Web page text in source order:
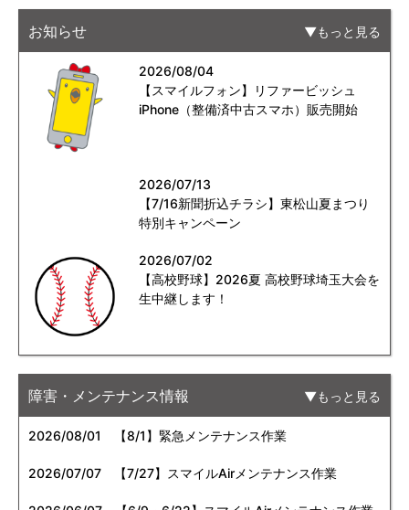
お知らせ もっと見る
2026/08/04
【スマイルフォン】リファービッシュ
iPhone（整備済中古スマホ）販売開始
2026/07/13
【7/16新聞折込チラシ】東松山夏まつり
特別キャンペーン
2026/07/02
【高校野球】2026夏 高校野球埼玉大会を
生中継します！
障害・メンテナンス情報 もっと見る
2026/08/01 【8/1】緊急メンテナンス作業
2026/07/07 【7/27】スマイルAirメンテナンス作業